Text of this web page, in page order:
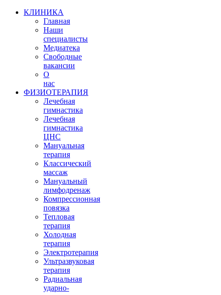
КЛИНИКА
Главная
Наши
специалисты
Медиатека
Свободные
вакансии
О
нас
ФИЗИОТЕРАПИЯ
Лечебная
гимнастика
Лечебная
гимнастика
ЦНС
Мануальная
терапия
Классический
массаж
Мануальный
лимфодренаж
Компрессионная
повязка
Тепловая
терапия
Холодная
терапия
Электротерапия
Ультразвуковая
терапия
Радиальная
ударно-